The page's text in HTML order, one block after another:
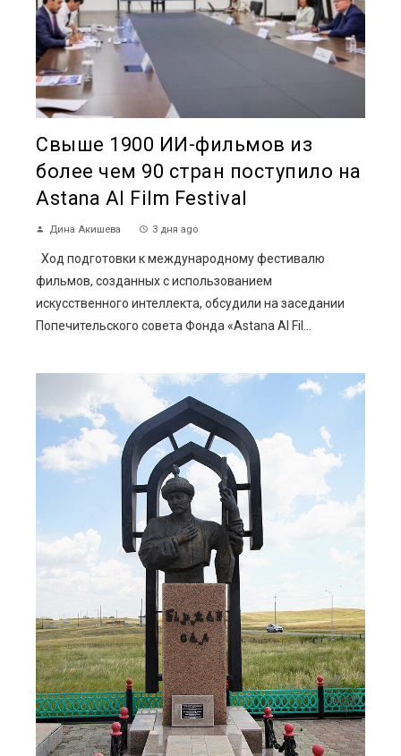
Свыше 1900 ИИ-фильмов из
более чем 90 стран поступило на
Astana AI Film Festival
Дина Акишева 3 дня ago
Ход подготовки к международному фестивалю
фильмов, созданных с использованием
искусственного интеллекта, обсудили на заседании
Попечительского совета Фонда «Astana AI Fil...